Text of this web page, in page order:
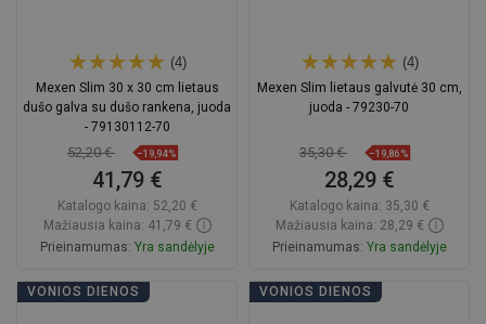
(4)
Mexen Slim 30 x 30 cm lietaus
dušo galva su dušo rankena, juoda
- 79130112-70
52,20 € −19,94%
41,79 €
Katalogo kaina: 52,20 €
Mažiausia kaina: 41,79 €
Prieinamumas: Yra sandėlyje
Į krepšelį
(4)
Mexen Slim lietaus galvutė 30 cm,
juoda - 79230-70
35,30 € −19,86%
28,29 €
Katalogo kaina: 35,30 €
Mažiausia kaina: 28,29 €
Prieinamumas: Yra sandėlyje
Į krepšelį
VONIOS DIENOS VONIOS DIENOS